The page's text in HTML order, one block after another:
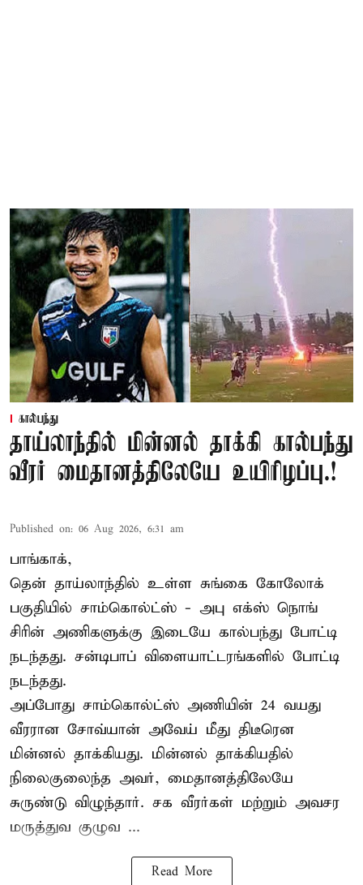
கால்பந்து
தாய்லாந்தில் மின்னல் தாக்கி கால்பந்து
வீரர் மைதானத்திலேயே உயிரிழப்பு.!
Published on: 06 Aug 2026, 6:31 am
பாங்காக்,
தென் தாய்லாந்தில் உள்ள சுங்கை கோலோக்
பகுதியில் சாம்கொல்ட்ஸ் - அபு எக்ஸ் நொங்
சிரின் அணிகளுக்கு இடையே கால்பந்து போட்டி
நடந்தது. சன்டிபாப் விளையாட்டரங்களில் போட்டி
நடந்தது.
அப்போது சாம்கொல்ட்ஸ் அணியின் 24 வயது
வீரரான சோவ்யான் அவேய் மீது திடீரென
மின்னல் தாக்கியது. மின்னல் தாக்கியதில்
நிலைகுலைந்த அவர், மைதானத்திலேயே
சுருண்டு விழுந்தார். சக வீரர்கள் மற்றும் அவசர
மருத்துவ குழுவ ...
Read More